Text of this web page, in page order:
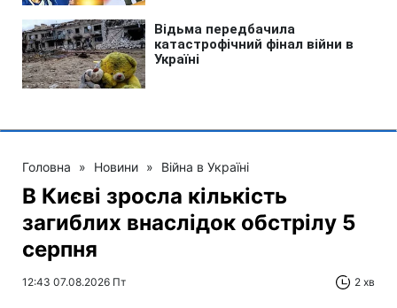
Головна » Новини » Війна в Україні
В Києві зросла кількість
загиблих внаслідок обстрілу 5
серпня
12:43 07.08.2026 Пт 2 хв